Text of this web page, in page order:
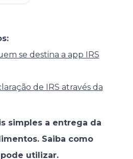
se destina a app IRS
de IRS através da
simples a entrega da
Saiba como
utilizar.